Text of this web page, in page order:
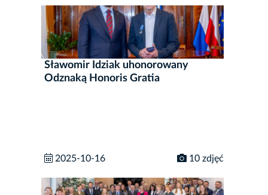
Sławomir Idziak uhonorowany
Odznaką Honoris Gratia
2025-10-16 10 zdjęć